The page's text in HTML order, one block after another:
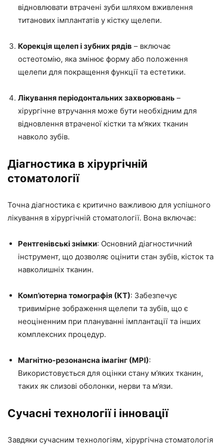
відновлювати втрачені зуби шляхом вживлення
титанових імплантатів у кістку щелепи.
Корекція щелеп і зубних рядів – включає
остеотомію, яка змінює форму або положення
щелепи для покращення функції та естетики.
Лікування періодонтальних захворювань –
хірургічне втручання може бути необхідним для
відновлення втраченої кістки та м’яких тканин
навколо зубів.
Діагностика в хірургічній
стоматології
Точна діагностика є критично важливою для успішного
лікування в хірургічній стоматології. Вона включає:
Рентгенівські знімки: Основний діагностичний
інструмент, що дозволяє оцінити стан зубів, кісток та
навколишніх тканин.
Комп’ютерна томографія (КТ): Забезпечує
тривимірне зображення щелепи та зубів, що є
неоціненним при плануванні імплантації та інших
комплексних процедур.
Магнітно-резонансна імагінг (МРІ):
Використовується для оцінки стану м’яких тканин,
таких як слизові оболонки, нерви та м’язи.
Сучасні технології і інновації
Завдяки сучасним технологіям, хірургічна стоматологія